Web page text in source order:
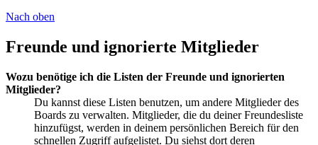
Nach oben
Freunde und ignorierte Mitglieder
Wozu benötige ich die Listen der Freunde und ignorierten
Mitglieder?
Du kannst diese Listen benutzen, um andere Mitglieder des
Boards zu verwalten. Mitglieder, die du deiner Freundesliste
hinzufügst, werden in deinem persönlichen Bereich für den
schnellen Zugriff aufgelistet. Du siehst dort deren